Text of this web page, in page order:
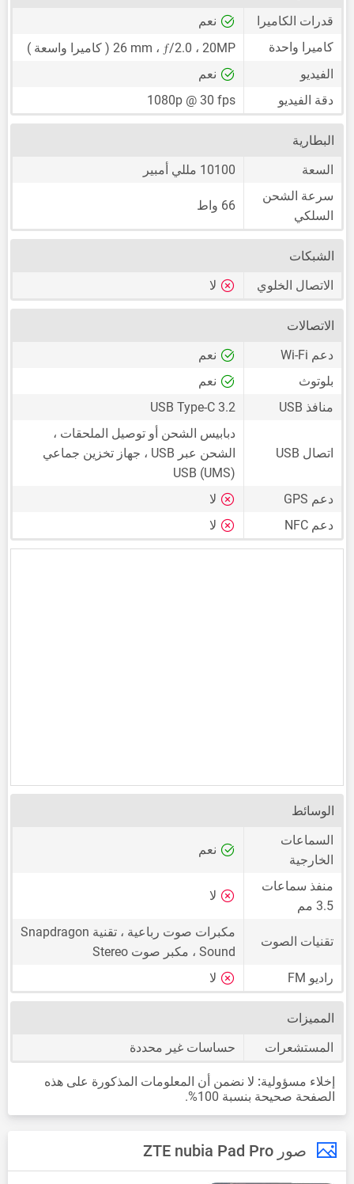
قدرات الكاميرا
نعم
كاميرا واحدة
20MP ، ƒ/2.0 ، 26 mm ( كاميرا واسعة )
الفيديو
نعم
دقة الفيديو
1080p @ 30 fps
البطارية
السعة
10100 مللي أمبير
سرعة الشحن
السلكي
66 واط
الشبكات
الاتصال الخلوي
لا
الاتصالات
دعم Wi-Fi
نعم
بلوتوث
نعم
منافذ USB
USB Type-C 3.2
اتصال USB
دبابيس الشحن أو توصيل الملحقات ،
الشحن عبر USB ، جهاز تخزين جماعي
USB (UMS)
دعم GPS
لا
دعم NFC
لا
الوسائط
السماعات
الخارجية
نعم
منفذ سماعات
3.5 مم
لا
تقنيات الصوت
مكبرات صوت رباعية ، تقنية Snapdragon
Sound ، مكبر صوت Stereo
راديو FM
لا
المميزات
المستشعرات
حساسات غير محددة
إخلاء مسؤولية: لا نضمن أن المعلومات المذكورة على هذه
الصفحة صحيحة بنسبة 100%.
صور ZTE nubia Pad Pro